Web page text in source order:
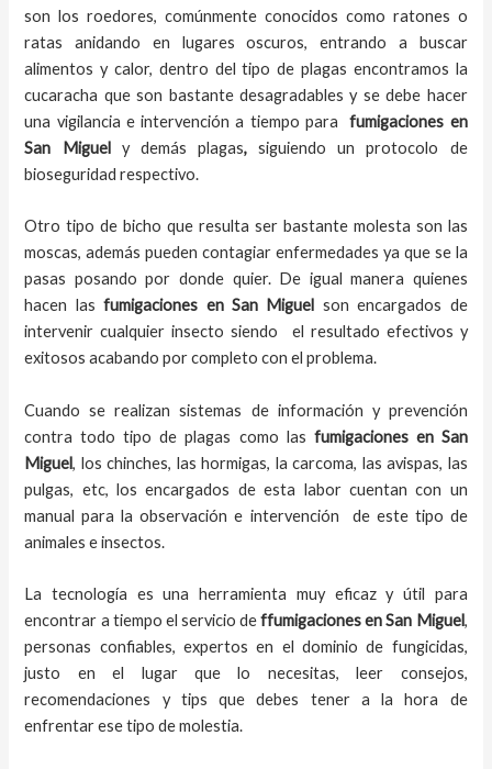
son los roedores, comúnmente conocidos como ratones o
ratas anidando en lugares oscuros, entrando a buscar
alimentos y calor, dentro del tipo de plagas encontramos la
cucaracha que son bastante desagradables y se debe hacer
una vigilancia e intervención a tiempo parafumigaciones en
San Miguel
y demás plagas,siguiendo un protocolo de
bioseguridad respectivo.
Otro tipo de bicho que resulta ser bastante molesta son las
moscas, además pueden contagiar enfermedades ya que se la
pasas posando por donde quier. De igual manera quienes
hacen las fumigaciones enSan Miguel son encargados de
intervenir cualquier insecto siendo el resultado efectivos y
exitosos acabando por completo con el problema.
Cuando se realizan sistemas de información y prevención
contra todo tipo de plagas como las fumigacionesen San
Miguel, los chinches, las hormigas, la carcoma, las avispas, las
pulgas, etc, los encargados de esta labor cuentan con un
manual para la observación e intervención de este tipo de
animales e insectos.
La tecnología es una herramienta muy eficaz y útil para
encontrar a tiempo el servicio deffumigaciones en San Miguel,
personas confiables, expertos en el dominio de fungicidas,
justo en el lugar que lo necesitas, leer consejos,
recomendaciones y tips que debes tener a la hora de
enfrentar ese tipo de molestia.